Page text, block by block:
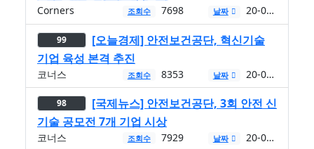
Corners 조회수 7698 날짜 20-06-19
99
[오늘경제] 안전보건공단, 혁신기술
기업 육성 본격 추진
코너스 조회수 8353 날짜 20-06-12
98
[국제뉴스] 안전보건공단, 3회 안전 신
기술 공모전 7개 기업 시상
코너스 조회수 7929 날짜 20-06-12